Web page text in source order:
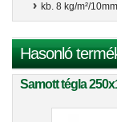
kb. 8 kg/m²/10mm
Hasonló
Samott tégla